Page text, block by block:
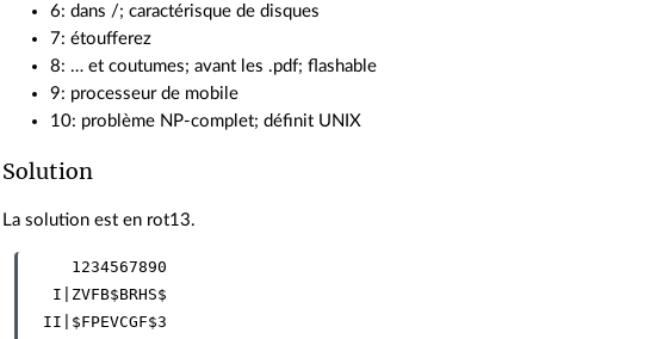
6: dans /; caractérisque de disques
7: étoufferez
8: … et coutumes; avant les .pdf; flashable
9: processeur de mobile
10: problème NP-complet; définit UNIX
Solution
La solution est en rot13.
     1234567890
   I|ZVFB$BRHS$
  II|$FPEVCGF$3